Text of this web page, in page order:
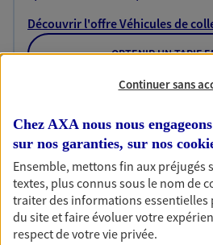
Découvrir l'offre Véhicules de
OBTENIR UN TARIF
Habitation
Votre logement est unique,
contrat Ma Maison assure
protégeant ce qui vous tient à
Découvrir l'offre Habitation
OBTENIR UN TARIF
Continuer sans
Chez AXA nous nous
sur nos garanties, sur nos
Ensemble, mettons fin aux préjugés
textes, plus connus sous le nom de
traiter des informations
du site et faire évoluer votre
respect de votre vie privée.